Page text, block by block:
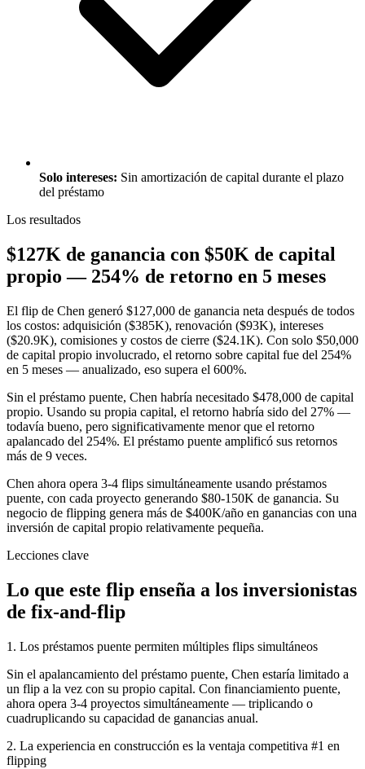
Solo intereses: Sin amortización de capital durante el plazo
del préstamo
Los resultados
$127K de ganancia con $50K de capital
propio — 254% de retorno en 5 meses
El flip de Chen generó $127,000 de ganancia neta después de todos
los costos: adquisición ($385K), renovación ($93K), intereses
($20.9K), comisiones y costos de cierre ($24.1K). Con solo $50,000
de capital propio involucrado, el retorno sobre capital fue del 254%
en 5 meses — anualizado, eso supera el 600%.
Sin el préstamo puente, Chen habría necesitado $478,000 de capital
propio. Usando su propia capital, el retorno habría sido del 27% —
todavía bueno, pero significativamente menor que el retorno
apalancado del 254%. El préstamo puente amplificó sus retornos
más de 9 veces.
Chen ahora opera 3-4 flips simultáneamente usando préstamos
puente, con cada proyecto generando $80-150K de ganancia. Su
negocio de flipping genera más de $400K/año en ganancias con una
inversión de capital propio relativamente pequeña.
Lecciones clave
Lo que este flip enseña a los inversionistas
de fix-and-flip
1. Los préstamos puente permiten múltiples flips simultáneos
Sin el apalancamiento del préstamo puente, Chen estaría limitado a
un flip a la vez con su propio capital. Con financiamiento puente,
ahora opera 3-4 proyectos simultáneamente — triplicando o
cuadruplicando su capacidad de ganancias anual.
2. La experiencia en construcción es la ventaja competitiva #1 en
flipping